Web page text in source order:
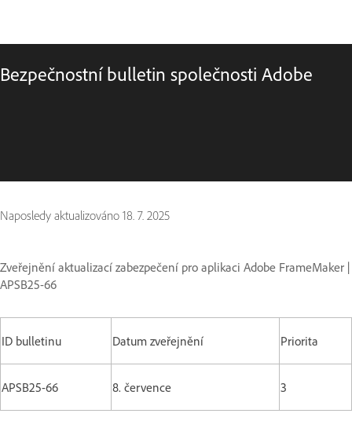
Bezpečnostní bulletin společnosti Adobe
Naposledy aktualizováno 18. 7. 2025
Zveřejnění aktualizací zabezpečení pro aplikaci Adobe FrameMaker |
APSB25-66
ID bulletinu Datum zveřejnění Priorita
APSB25-66 8. července 3